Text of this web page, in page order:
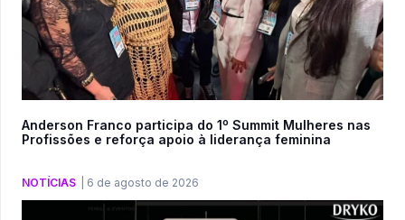
Anderson Franco participa do 1º Summit Mulheres nas
Profissões e reforça apoio à liderança feminina
NOTÍCIAS 6 de agosto de 2026